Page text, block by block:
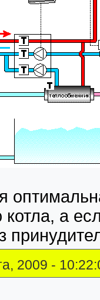
котла, а
2009 -